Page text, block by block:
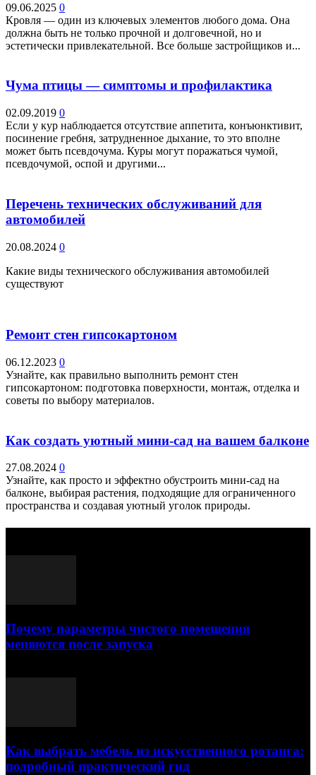
09.06.2025 0
Кровля — один из ключевых элементов любого дома. Она
должна быть не только прочной и долговечной, но и
эстетически привлекательной. Все больше застройщиков и...
Чума птицы — симптомы и профилактика
02.09.2019 0
Если у кур наблюдается отсутствие аппетита, конъюнктивит,
посинение гребня, затрудненное дыхание, то это вполне
может быть псевдочума. Куры могут поражаться чумой,
псевдочумой, оспой и другими...
Перечень технических обслуживаний для
автомобилей
20.08.2024 0
Какие виды технического обслуживания автомобилей
существуют
Ремонт стен гипсокартоном
06.12.2023 0
Узнайте, как правильно выполнить ремонт стен
гипсокартоном: подготовка поверхности, монтаж, отделка и
советы по выбору материалов.
Как создать уютный мини-сад на вашем балконе
27.08.2024 0
Узнайте, как просто и эффектно обустроить мини-сад на
балконе, выбирая растения, подходящие для ограниченного
пространства и создавая уютный уголок природы.
Почему параметры чистого помещения
меняются после запуска
Как выбрать мебель из искусственного ротанга:
подробный практический гид